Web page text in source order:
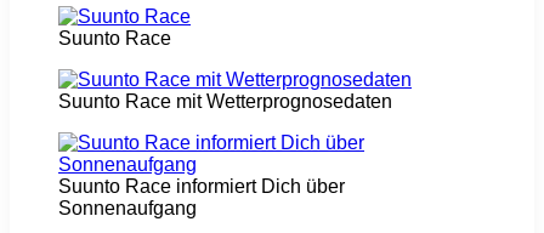
Suunto Race
Suunto Race mit Wetterprognosedaten
Suunto Race informiert Dich über
Sonnenaufgang